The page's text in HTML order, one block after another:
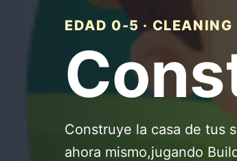
EDAD 0-5 · CLEANING
Construye la casa de tus
ahora mismo,jugando